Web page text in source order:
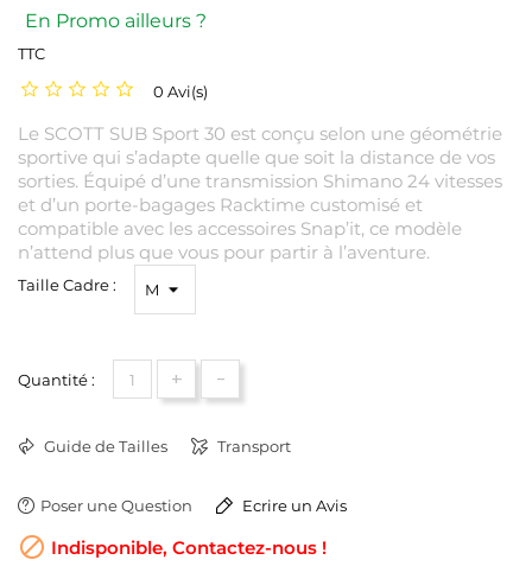
En Promo ailleurs ?
TTC
0 Avi(s)
Le SCOTT SUB Sport 30 est conçu selon une géométrie
sportive qui s’adapte quelle que soit la distance de vos
sorties. Équipé d’une transmission Shimano 24 vitesses
et d’un porte-bagages Racktime customisé et
compatible avec les accessoires Snap’it, ce modèle
n’attend plus que vous pour partir à l’aventure.
Taille Cadre :
Quantité : + -
Guide de Tailles Transport
Poser une Question Ecrire un Avis
 Indisponible, Contactez-nous !